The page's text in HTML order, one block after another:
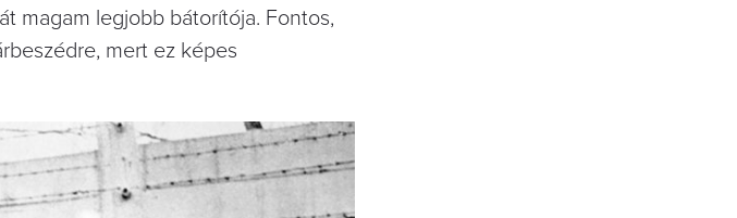
magam legjobb bátorítója. Fontos,
mert ez képes